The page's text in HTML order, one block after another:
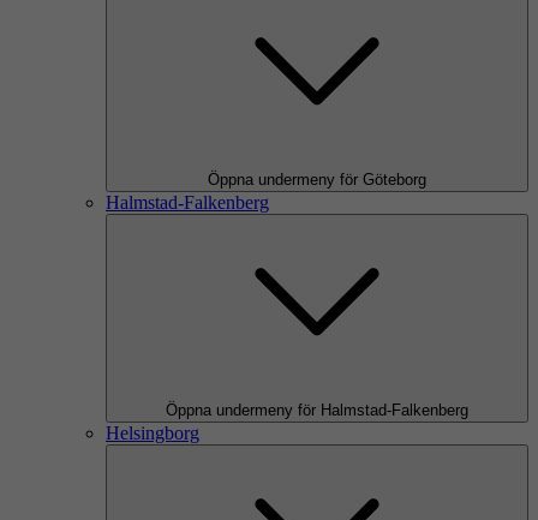
Öppna undermeny för Göteborg
Halmstad-Falkenberg
Öppna undermeny för Halmstad-Falkenberg
Helsingborg